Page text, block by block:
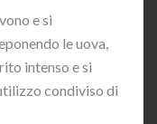
e si
le uova,
intenso e si
condiviso di